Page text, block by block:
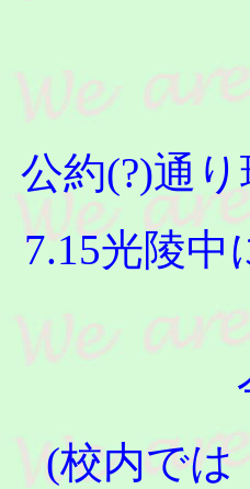
公約(?)通
7.15光陵
(校内では